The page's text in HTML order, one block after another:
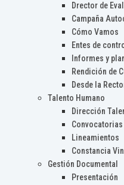
Drector de
Campaña
Cómo Vamos
Entes de
Informes y
Rendición de
Desde la
Talento Humano
Dirección
Lineamientos
Constancia
Gestión Documental
Presentación